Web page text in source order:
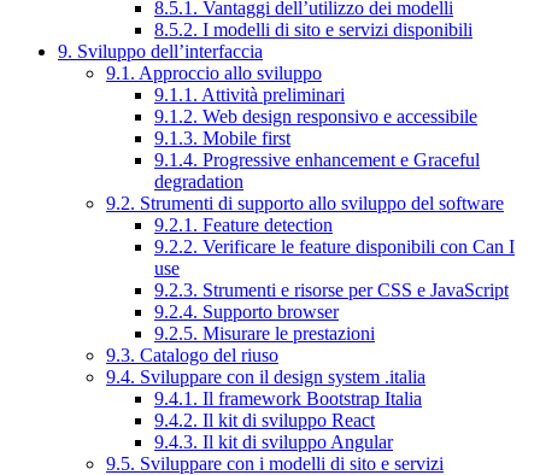
8.5.1. Vantaggi dell’utilizzo dei modelli
8.5.2. I modelli di sito e servizi disponibili
9. Sviluppo dell’interfaccia
9.1. Approccio allo sviluppo
9.1.1. Attività preliminari
9.1.2. Web design responsivo e accessibile
9.1.3. Mobile first
9.1.4. Progressive enhancement e Graceful
degradation
9.2. Strumenti di supporto allo sviluppo del software
9.2.1. Feature detection
9.2.2. Verificare le feature disponibili con Can I
use
9.2.3. Strumenti e risorse per CSS e JavaScript
9.2.4. Supporto browser
9.2.5. Misurare le prestazioni
9.3. Catalogo del riuso
9.4. Sviluppare con il design system .italia
9.4.1. Il framework Bootstrap Italia
9.4.2. Il kit di sviluppo React
9.4.3. Il kit di sviluppo Angular
9.5. Sviluppare con i modelli di sito e servizi